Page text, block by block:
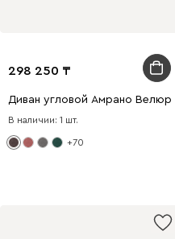
298 250
Диван угловой Амрано Велюр
В наличии: 1 шт.
+70